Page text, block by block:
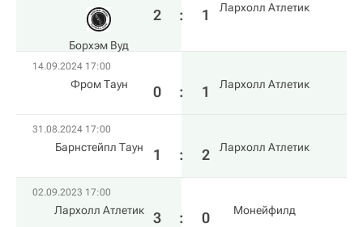
Борхэм Вуд
2 : 1 Лархолл Атлетик
14.09.2024 17:00
Фром Таун 0 : 1 Лархолл Атлетик
31.08.2024 17:00
Барнстейпл Таун 1 : 2 Лархолл Атлетик
02.09.2023 17:00
Лархолл Атлетик 3 : 0 Монейфилд